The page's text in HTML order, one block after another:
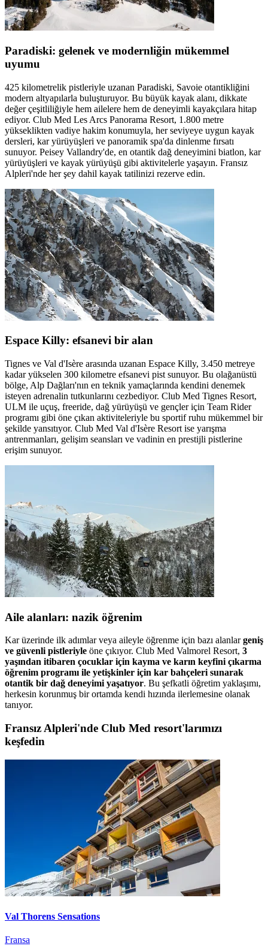
Paradiski: gelenek ve modernliğin mükemmel
uyumu
425 kilometrelik pistleriyle uzanan Paradiski, Savoie otantikliğini
modern altyapılarla buluşturuyor. Bu büyük kayak alanı, dikkate
değer çeşitliliğiyle hem ailelere hem de deneyimli kayakçılara hitap
ediyor. Club Med Les Arcs Panorama Resort, 1.800 metre
yükseklikten vadiye hakim konumuyla, her seviyeye uygun kayak
dersleri, kar yürüyüşleri ve panoramik spa'da dinlenme fırsatı
sunuyor. Peisey Vallandry'de, en otantik dağ deneyimini biatlon, kar
yürüyüşleri ve kayak yürüyüşü gibi aktivitelerle yaşayın. Fransız
Alpleri'nde her şey dahil kayak tatilinizi rezerve edin.
Espace Killy: efsanevi bir alan
Tignes ve Val d'Isère arasında uzanan Espace Killy, 3.450 metreye
kadar yükselen 300 kilometre efsanevi pist sunuyor. Bu olağanüstü
bölge, Alp Dağları'nın en teknik yamaçlarında kendini denemek
isteyen adrenalin tutkunlarını cezbediyor. Club Med Tignes Resort,
ULM ile uçuş, freeride, dağ yürüyüşü ve gençler için Team Rider
programı gibi öne çıkan aktiviteleriyle bu sportif ruhu mükemmel bir
şekilde yansıtıyor. Club Med Val d'Isère Resort ise yarışma
antrenmanları, gelişim seansları ve vadinin en prestijli pistlerine
erişim sunuyor.
Aile alanları: nazik öğrenim
Kar üzerinde ilk adımlar veya aileyle öğrenme için bazı alanlargeniş
ve güvenli pistleriyle öne çıkıyor. Club Med Valmorel Resort, 3
yaşından itibaren çocuklar için kayma ve karın keyfini çıkarma
öğrenim programı ile yetişkinler için kar bahçeleri sunarak
otantik bir dağ deneyimi yaşatıyor. Bu şefkatli öğretim yaklaşımı,
herkesin korunmuş bir ortamda kendi hızında ilerlemesine olanak
tanıyor.
Fransız Alpleri'nde Club Med resort'larımızı
keşfedin
Val Thorens Sensations
Fransa